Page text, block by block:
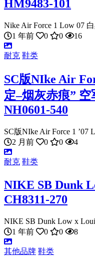
HM9483-101
Nike Air Force 1 Low 07
1 年前
0 0 16
耐克 鞋类
SC版NIke Air
定–烟灰赤痕”
NH0601-540
SC版NIke Air Force 1 ’07
2 月前
0 0 4
耐克 鞋类
NIKE SB Dunk
CH8311-270
NIKE SB Dunk Low x
1 年前
0 0 8
其他品牌 鞋类